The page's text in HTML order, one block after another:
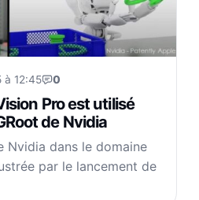
à 12:45 0
Pro est utilisé
de Nvidia
Nvidia dans le domaine
par le lancement de